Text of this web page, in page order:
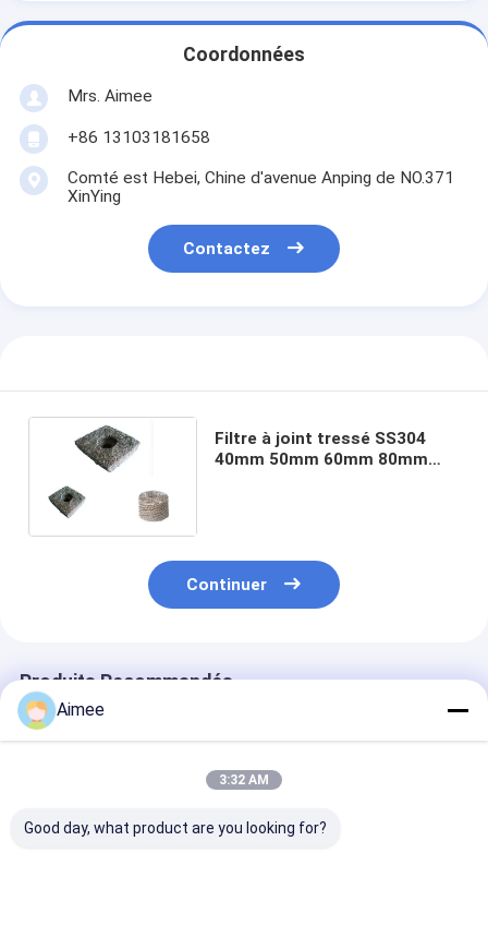
Coordonnées
Mrs. Aimee
+86 13103181658
Comté est Hebei, Chine d'avenue Anping de NO.371
XinYing
Contactez
Filtre à joint tressé SS304
40mm 50mm 60mm 80mm
Continuer
Produits Recommandés
Aimee
3:32 AM
Good day, what product are you looking for?